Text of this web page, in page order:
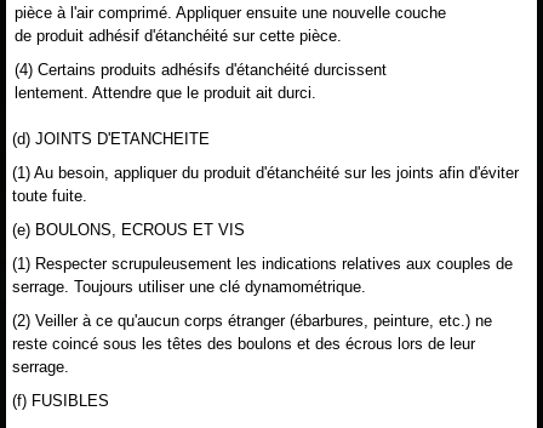
pièce à l'air comprimé. Appliquer ensuite une nouvelle couche
de produit adhésif d'étanchéité sur cette pièce.
(4) Certains produits adhésifs d'étanchéité durcissent
lentement. Attendre que le produit ait durci.
(d) JOINTS D'ETANCHEITE
(1) Au besoin, appliquer du produit d'étanchéité sur les joints afin d'éviter
toute fuite.
(e) BOULONS, ECROUS ET VIS
(1) Respecter scrupuleusement les indications relatives aux couples de
serrage. Toujours utiliser une clé dynamométrique.
(2) Veiller à ce qu'aucun corps étranger (ébarbures, peinture, etc.) ne
reste coincé sous les têtes des boulons et des écrous lors de leur
serrage.
(f) FUSIBLES